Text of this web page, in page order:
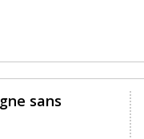
sans